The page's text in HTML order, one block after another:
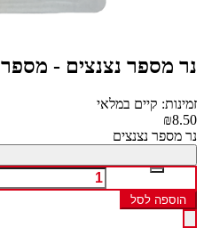
נר מספר נצנצים - מספר 5
זמינות: קיים במלאי
₪8.50
נר מספר נצנצים
הוספה לסל